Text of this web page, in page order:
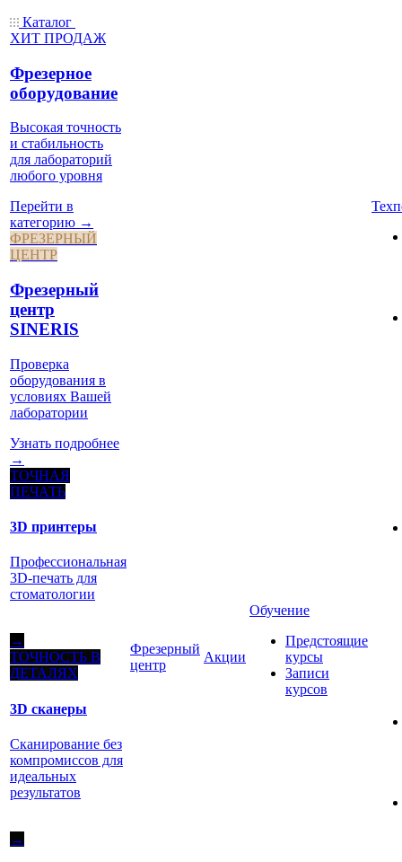
Каталог
ХИТ ПРОДАЖ
Фрезерное
оборудование
Высокая точность
и стабильность
для лабораторий
любого уровня
Перейти в
категорию →
ФРЕЗЕРНЫЙ
ЦЕНТР
Фрезерный
центр
SINERIS
Проверка
оборудования в
условиях Вашей
лаборатории
Узнать подробнее
→
ТОЧНАЯ
ПЕЧАТЬ
3D принтеры
Профессиональная
3D-печать для
стоматологии
→
ТОЧНОСТЬ В
ДЕТАЛЯХ
3D сканеры
Сканирование без
компромиссов для
идеальных
результатов
→
Фрезерный
центр
Акции
Обучение
Предстоящие
курсы
Записи
курсов